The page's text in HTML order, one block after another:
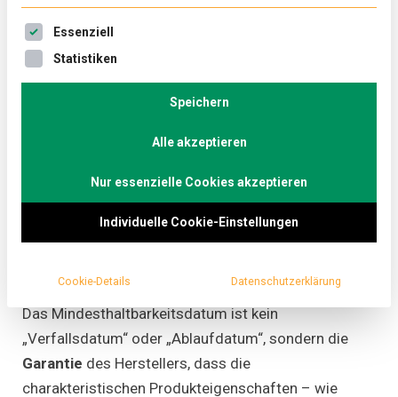
26. Februar 2019 redaktion 1 Kommentarzu
Auf der Verpackung von Lebensmitteln gibt es
Angaben zur Haltbarkeit, das ist allgemein
bekannt. Aber was bedeuten diese
Datumsangaben genau? Und muss ich
Vergangenheit liegt?
Wichtig ist, dass es zwei unterschiedliche Daten gibt:
Verbrauchsdatum
Das Mindesthaltbarkeitsdatum ist kein
„Verfallsdatum“ oder „Ablaufdatum“, sondern die
Garantie des Herstellers, dass die
charakteristischen Produkteigenschaften – wie
Es folgt eine Liste der Service-Gruppen, für die eine
Essenziell
Statistiken
Speichern
Alle akzeptieren
Nur essenzielle Cookies akzeptieren
Individuelle Cookie-Einstellungen
Cookie-Details Datenschutzerklärung